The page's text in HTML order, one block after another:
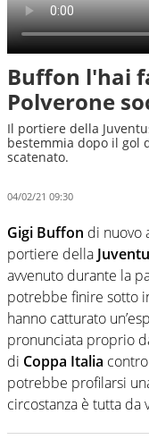
Buffon l'hai
Polverone
Il portiere della
bestemmia dopo il gol
scatenato.
04/02/21 09:30
Gigi Buffon di nuovo
portiere della
avvenuto durante la
potrebbe finire sotto
hanno catturato
pronunciata proprio
di Coppa Italia contro
potrebbe profilarsi
circostanza è tutta da